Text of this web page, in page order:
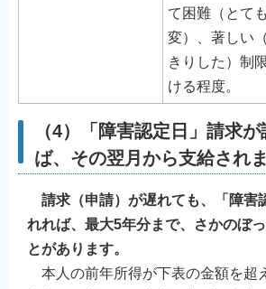
て困難（とて
変）、著しい
きりした）制
ける程度。
（4）「障害認定日」請求
ば、その翌月から支給され
請求（申請）が遅れても、「障害
れれば、最大5年分まで、さかのぼ
とがあります。
本人の前年所得が下表の金額を超